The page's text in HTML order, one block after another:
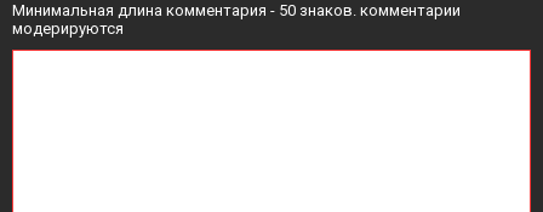
Минимальная длина комментария - 50 знаков. комментарии
модерируются